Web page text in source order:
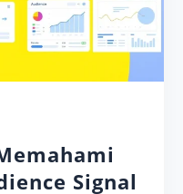
Signal